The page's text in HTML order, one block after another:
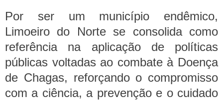
Por ser um município endêmico,
Limoeiro do Norte se consolida como
referência na aplicação de políticas
públicas voltadas ao combate à Doença
de Chagas, reforçando o compromisso
com a ciência, a prevenção e o cuidado